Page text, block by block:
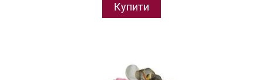
Купити